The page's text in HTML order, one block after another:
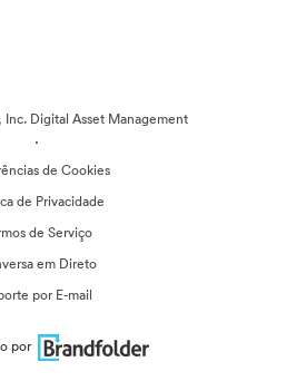
Digital Asset Management
·
de Cookies
de Privacidade
de Serviço
em Direto
por E-mail
por